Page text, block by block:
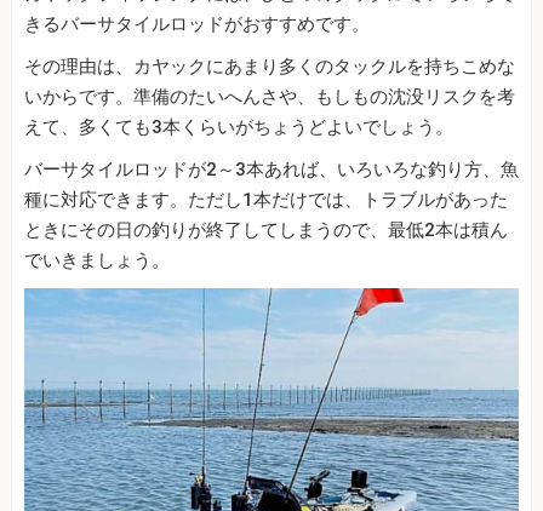
きるバーサタイルロッドがおすすめです。
その理由は、カヤックにあまり多くのタックルを持ちこめな
いからです。準備のたいへんさや、もしもの沈没リスクを考
えて、多くても3本くらいがちょうどよいでしょう。
バーサタイルロッドが2～3本あれば、いろいろな釣り方、魚
種に対応できます。ただし1本だけでは、トラブルがあった
ときにその日の釣りが終了してしまうので、最低2本は積ん
でいきましょう。